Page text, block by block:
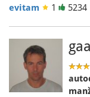
evitam 1 5234
gaal